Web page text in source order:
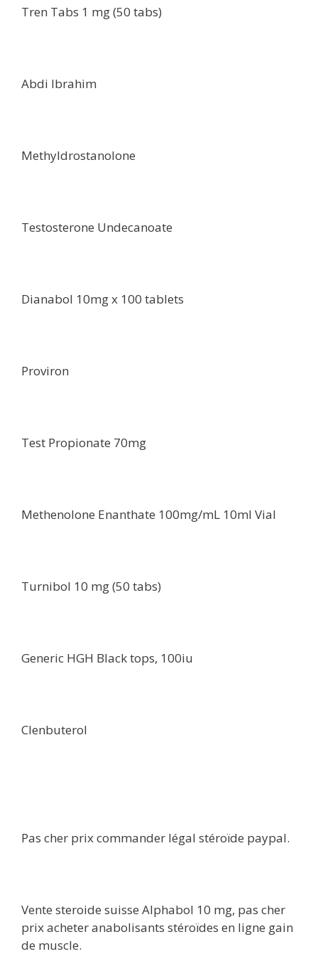
Tren Tabs 1 mg (50 tabs)
Abdi Ibrahim
Methyldrostanolone
Testosterone Undecanoate
Dianabol 10mg x 100 tablets
Proviron
Test Propionate 70mg
Methenolone Enanthate 100mg/mL 10ml Vial
Turnibol 10 mg (50 tabs)
Generic HGH Black tops, 100iu
Clenbuterol
Pas cher prix commander légal stéroïde paypal.
Vente steroide suisse Alphabol 10 mg, pas cher
prix acheter anabolisants stéroïdes en ligne gain
de muscle.